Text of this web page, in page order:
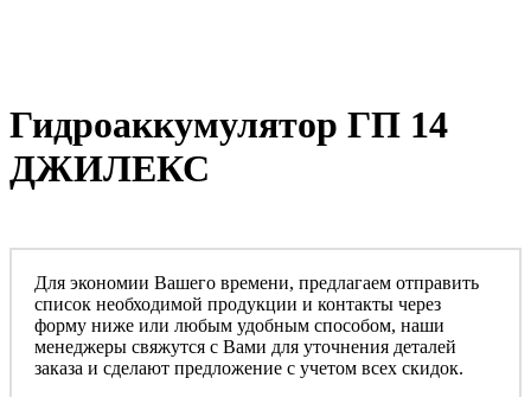
Гидроаккумулятор ГП 14
ДЖИЛЕКС
Для экономии Вашего времени, предлагаем отправить
список необходимой продукции и контакты через
форму ниже или любым удобным способом, наши
менеджеры свяжутся с Вами для уточнения деталей
заказа и сделают предложение с учетом всех скидок.